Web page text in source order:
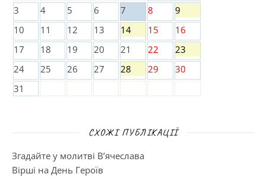
3
4 5 6 7 8
9
10
11 12 13 14 15
16
17
18 19 20 21 22
23
24
25 26 27 28 29
30
31
СХОЖІ ПУБЛІКАЦІЇ
Згадайте у молитві В’ячеслава
Вірші на День Героїв